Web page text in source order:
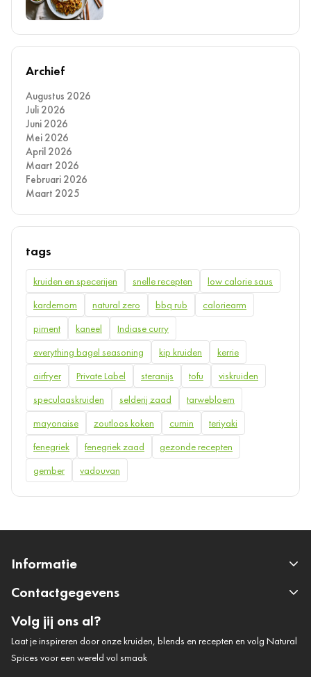
Archief
Augustus 2026
Juli 2026
Juni 2026
Mei 2026
April 2026
Maart 2026
Februari 2026
Maart 2025
tags
kruiden en specerijen snelle recepten
low calorie saus
kardemom
natural zero bbq rub
caloriearm
piment
kaneel
Indiase curry
everything bagel seasoning
kip kruiden
kerrie
airfryer
Private Label steranijs tofu
viskruiden
speculaaskruiden
selderij zaad
tarwebloem
mayonaise
zoutloos koken cumin
teriyaki
fenegriek
fenegriek zaad
gezonde recepten
gember
vadouvan
Informatie
Contactgegevens
Volg jij ons al?
Laat je inspireren door onze kruiden, blends en recepten en volg Natural
Spices voor een wereld vol smaak